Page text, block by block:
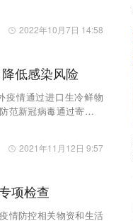
2022年10月7日 14:58
低感染风险
疫情通过进口生冷鲜物
新冠病毒通过寄递渠
2021年11月12日 9:57
项检查
情防控相关物资和生活